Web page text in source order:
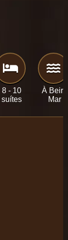
8 - 10
suítes
À Beira
Mar